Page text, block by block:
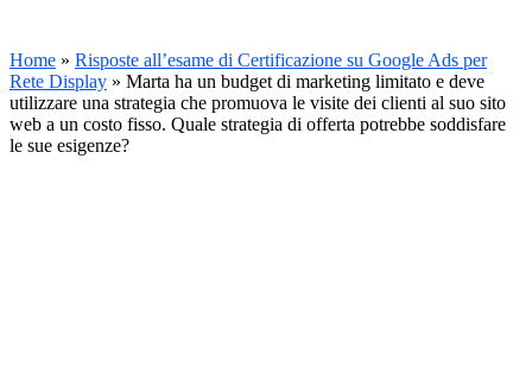
Home » Risposte all’esame di Certificazione su Google Ads per
Rete Display » Marta ha un budget di marketing limitato e deve
utilizzare una strategia che promuova le visite dei clienti al suo sito
web a un costo fisso. Quale strategia di offerta potrebbe soddisfare
le sue esigenze?